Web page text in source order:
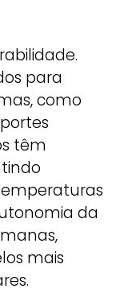
para
como
têm
da
mais